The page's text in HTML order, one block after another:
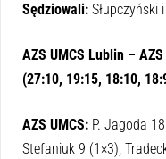
Sędziowali: Słupczyński
AZS UMCS Lublin –
(27:10, 19:15, 18:10,
AZS UMCS: P. Jagoda
Stefaniuk 9 (1×3),